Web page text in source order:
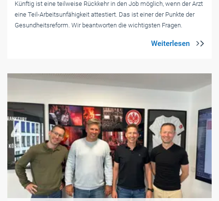
Künftig ist eine teilweise Rückkehr in den Job möglich, wenn der Arzt
eine Teil-Arbeitsunfähigkeit attestiert. Das ist einer der Punkte der
Gesundheitsreform. Wir beantworten die wichtigsten Fragen.